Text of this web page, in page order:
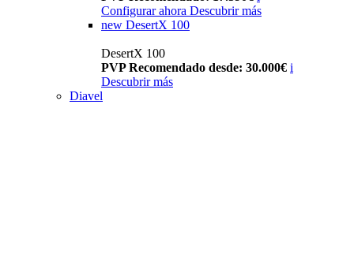
Configurar ahora Descubrir más
new DesertX 100
DesertX 100
PVP Recomendado desde: 30.000€ i
Descubrir más
Diavel